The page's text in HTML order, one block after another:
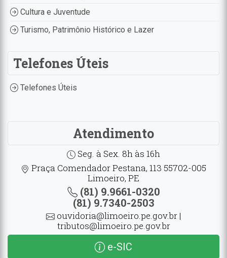
Cultura e Juventude
Turismo, Patrimônio Histórico e Lazer
Telefones Úteis
Telefones Úteis
Atendimento
Seg. à Sex. 8h às 16h
Praça Comendador Pestana, 113 55702-005
Limoeiro, PE
(81) 9.9661-0320
(81) 9.7340-2503
ouvidoria@limoeiro.pe.gov.br |
tributos@limoeiro.pe.gov.br
e-SIC